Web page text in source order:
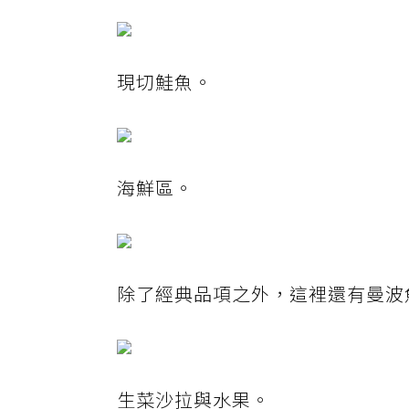
現切鮭魚。
海鮮區。
除了經典品項之外，這裡還有曼
生菜沙拉與水果。